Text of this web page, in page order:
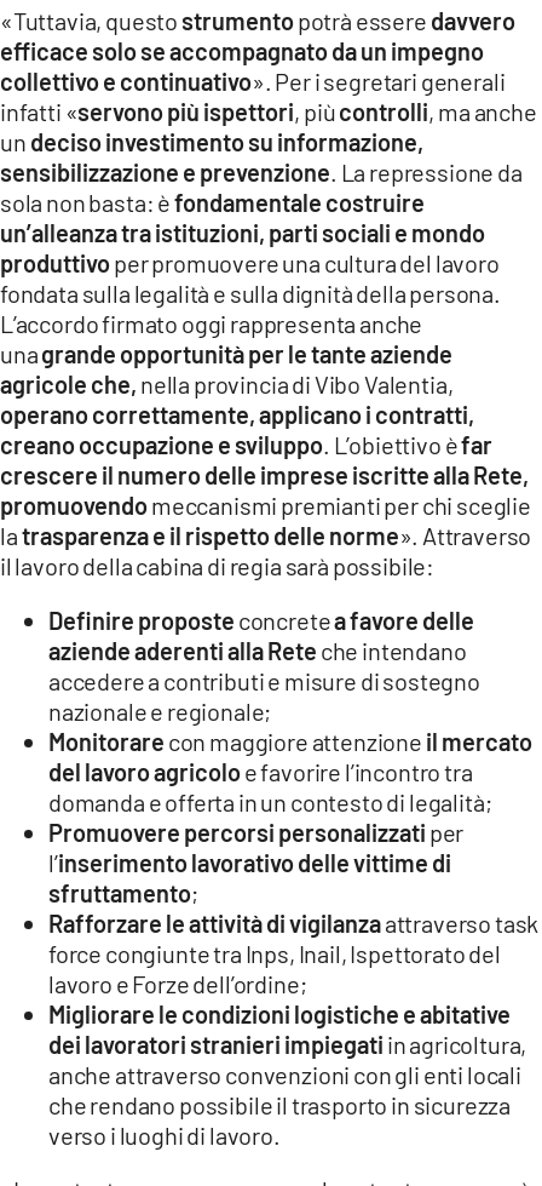
APPLE
«Tuttavia, questo strumentopotrà essere davvero
efficace solo se accompagnato da un impegno
collettivo e continuativo». Per i segretari generali
infatti «servono più ispettori, piùcontrolli, ma anche
un deciso investimento su informazione,
sensibilizzazione e prevenzione . La repressione da
sola non basta: èfondamentale costruire
un’alleanza tra istituzioni, parti sociali e mondo
produttivoper promuovere una cultura del lavoro
fondata sulla legalità e sulla dignità della persona.
L’accordo firmato oggi rappresenta anche
unagrande opportunità per le tante aziende
agricole che, nella provincia di Vibo Valentia,
operano correttamente, applicano i contratti,
creano occupazione e sviluppo . L’obiettivo èfar
crescere il numero delle imprese iscritte alla Rete,
promuovendomeccanismi premianti per chi sceglie
latrasparenza e il rispetto delle norme». Attraverso
il lavoro della cabina di regia sarà possibile:
Definire proposte concretea favore delle
aziende aderenti alla Rete che intendano
accedere a contributi e misure di sostegno
nazionale e regionale;
Monitorare con maggiore attenzione il mercato
del lavoro agricoloe favorire l’incontro tra
domanda e offerta in un contesto di legalità;
Promuovere percorsi personalizzati per
l’inserimento lavorativo delle vittime di
sfruttamento;
Rafforzare le attività di vigilanzaattraverso task
force congiunte tra Inps, Inail, Ispettorato del
lavoro e Forze dell’ordine;
Migliorare le condizioni logistiche e abitative
dei lavoratori stranieri impiegati in agricoltura,
anche attraverso convenzioni con gli enti locali
che rendano possibile il trasporto in sicurezza
verso i luoghi di lavoro.